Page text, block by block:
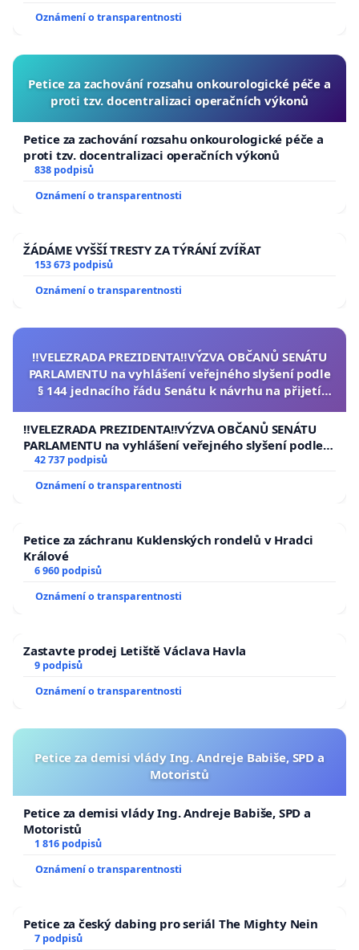
Oznámení o transparentnosti
Petice za zachování rozsahu onkourologické péče a
proti tzv. docentralizaci operačních výkonů
Petice za zachování rozsahu onkourologické péče a
proti tzv. docentralizaci operačních výkonů
838 podpisů
Oznámení o transparentnosti
ŽÁDÁME VYŠŠÍ TRESTY ZA TÝRÁNÍ ZVÍŘAT
153 673 podpisů
Oznámení o transparentnosti
‼️VELEZRADA PREZIDENTA‼️VÝZVA OBČANŮ SENÁTU
PARLAMENTU na vyhlášení veřejného slyšení podle
§ 144 jednacího řádu Senátu k návrhu na přijetí
republiky
‼️VELEZRADA PREZIDENTA‼️VÝZVA OBČANŮ SENÁTU
PARLAMENTU na vyhlášení veřejného slyšení podle §
144 jednacího řádu Senátu k návrhu na přijetí
usnesení k podání ústavní žaloby na prezidenta
republiky
42 737 podpisů
Oznámení o transparentnosti
Petice za záchranu Kuklenských rondelů v Hradci
Králové
6 960 podpisů
Oznámení o transparentnosti
Zastavte prodej Letiště Václava Havla
9 podpisů
Oznámení o transparentnosti
Petice za demisi vlády Ing. Andreje Babiše, SPD a
Motoristů
Petice za demisi vlády Ing. Andreje Babiše, SPD a
Motoristů
1 816 podpisů
Oznámení o transparentnosti
Petice za český dabing pro seriál The Mighty Nein
7 podpisů